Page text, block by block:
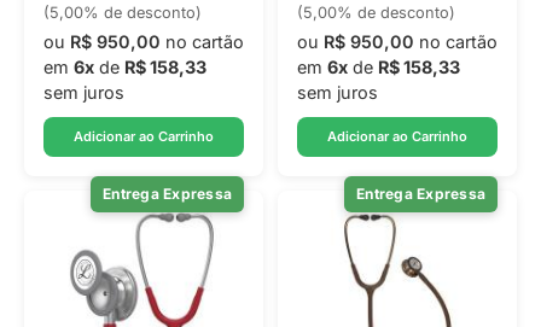
(5,00% de desconto)
ou R$ 950,00 no cartão
em 6x de R$ 158,33
sem juros
Adicionar ao Carrinho
(5,00% de desconto)
ou R$ 950,00 no cartão
em 6x de R$ 158,33
sem juros
Adicionar ao Carrinho
Entrega Expressa Entrega Expressa